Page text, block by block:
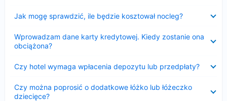
Jak mogę sprawdzić, ile będzie kosztował nocleg?
Wprowadzam dane karty kredytowej. Kiedy zostanie ona
obciążona?
Czy hotel wymaga wpłacenia depozytu lub przedpłaty?
Czy można poprosić o dodatkowe łóżko lub łóżeczko
dziecięce?